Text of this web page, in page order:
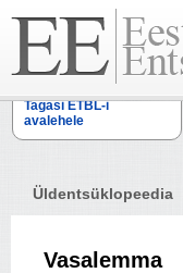
Tagasi ETBL-i
avalehele
Üldentsüklopeedia
Vasalemma